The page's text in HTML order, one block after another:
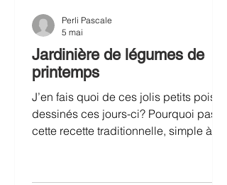
Jardinière de légumes de
printemps
J’en fais quoi de ces jolis petits pois
dessinés ces jours-ci? Pourquoi pas
cette recette traditionnelle, simple à
d’eau avec un bon bout de beurre.
Perli Pascale
5 mai